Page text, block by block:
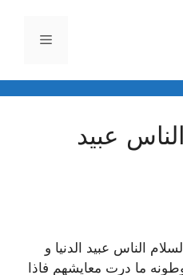
فهرست
عبيد
الناس عبید الدنیا و
ما درت معایشهم فاذا